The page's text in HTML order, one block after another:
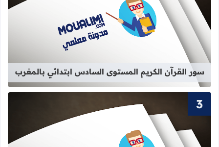
قراءة المزيد عن سور القرآن
سور القرآن الكريم المستوى السادس ابتدائي بالمغرب